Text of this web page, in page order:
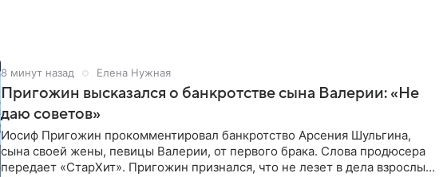
8 минут назад Елена Нужная
Пригожин высказался о банкротстве сына Валерии: «Не
даю советов»
Иосиф Пригожин прокомментировал банкротство Арсения Шульгина,
сына своей жены, певицы Валерии, от первого брака. Слова продюсера
передает «СтарХит». Пригожин признался, что не лезет в дела взрослых